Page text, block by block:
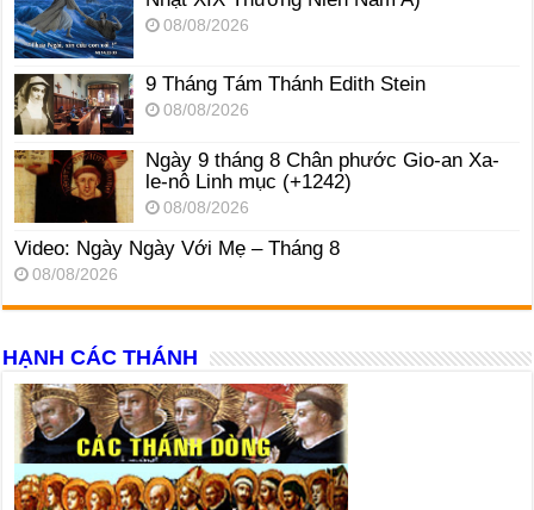
08/08/2026
9 Tháng Tám Thánh Edith Stein
08/08/2026
Ngày 9 tháng 8 Chân phước Gio-an Xa-
le-nô Linh mục (+1242)
08/08/2026
Video: Ngày Ngày Với Mẹ – Tháng 8
08/08/2026
HẠNH CÁC THÁNH